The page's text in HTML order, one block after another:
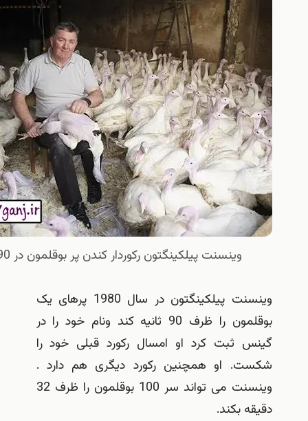
وینسنت پیلکینگتون ركوردار كندن پر بوقلمون در 90 ثانیه
وینسنت پیلکینگتون در سال 1980 پرهای یک
بوقلمون را ظرف 90 ثانیه کند ونام خود را در
ثبت کرد او امسال رکورد قبلی خود را
او همچنین رکورد دیگری هم دارد .
وینسنت می تواند سر 100 بوقلمون را ظرف 32